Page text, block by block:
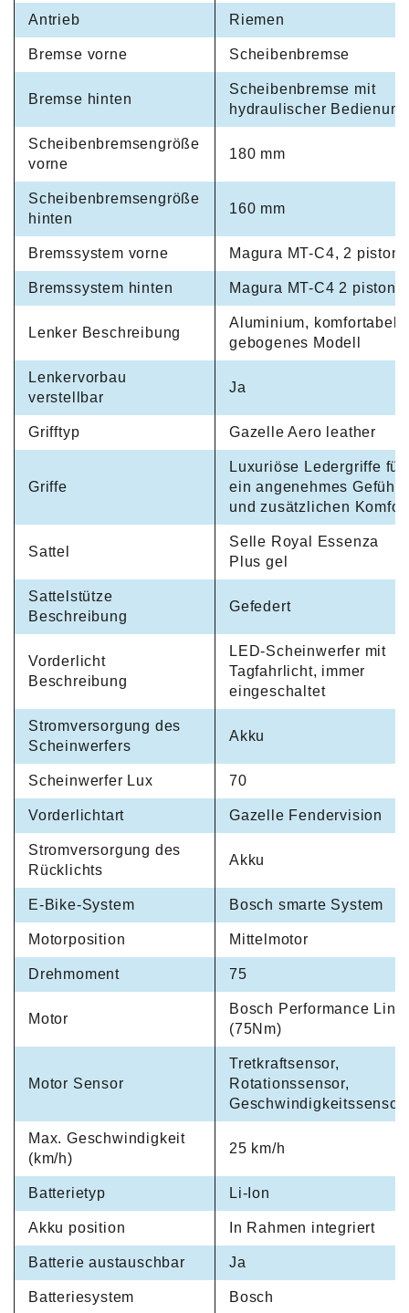
Antrieb Riemen
Bremse vorne Scheibenbremse
Bremse hinten
Scheibenbremse mit
hydraulischer Bedienung
Scheibenbremsengröße
vorne
180 mm
Scheibenbremsengröße
hinten
160 mm
Bremssystem vorne Magura MT-C4, 2 piston
Bremssystem hinten Magura MT-C4 2 piston
Lenker Beschreibung
Aluminium, komfortabel
gebogenes Modell
Lenkervorbau
verstellbar
Ja
Grifftyp Gazelle Aero leather
Griffe
Luxuriöse Ledergriffe für
ein angenehmes Gefühl
und zusätzlichen
Sattel
Selle Royal Essenza
Plus gel
Sattelstütze
Beschreibung
Gefedert
Vorderlicht
Beschreibung
LED-Scheinwerfer mit
Tagfahrlicht, immer
eingeschaltet
Stromversorgung des
Scheinwerfers
Akku
Scheinwerfer Lux 70
Vorderlichtart Gazelle Fendervision
Stromversorgung des
Rücklichts
Akku
E-Bike-System Bosch smarte System
Motorposition Mittelmotor
Drehmoment 75
Motor
Bosch Performance Line
(75Nm)
Motor Sensor
Tretkraftsensor,
Rotationssensor,
Geschwindigkeitssensor
Max. Geschwindigkeit
(km/h)
25 km/h
Batterietyp Li-Ion
Akku position In Rahmen integriert
Batterie austauschbar Ja
Batteriesystem Bosch